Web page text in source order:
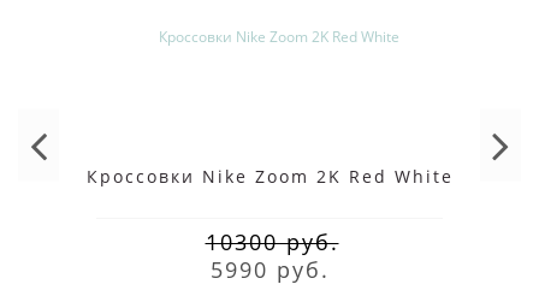
Кроссовки Nike Zoom 2K Red White
10300 руб.
5990 руб.